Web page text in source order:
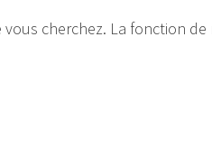
cherchez. La fonction de